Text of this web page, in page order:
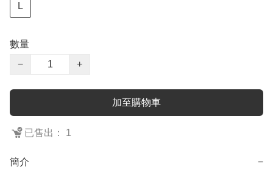
L
數量
−
+
加至購物車
已售出： 1
簡介 −